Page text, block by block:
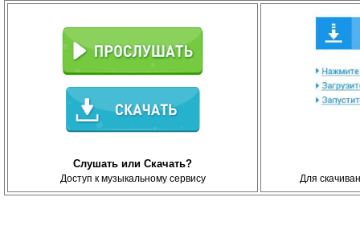
Слушать или Скачать?
Доступ к музыкальному сервису Для